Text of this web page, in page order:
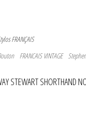
FRANÇAIS
FRANCAIS VINTAGE
STEWART SHORTHAND